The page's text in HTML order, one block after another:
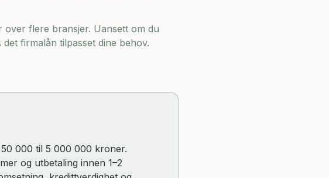
flere bransjer. Uansett om du
firmalån tilpasset dine behov.
000 til 5 000 000 kroner.
og utbetaling innen 1–2